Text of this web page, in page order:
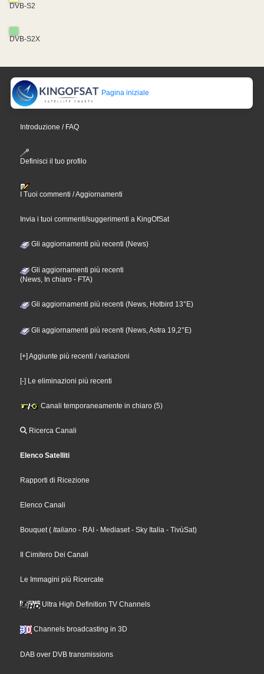
DVB-S2
DVB-S2X
Pagina iniziale
Introduzione / FAQ
Definisci il tuo profilo
I Tuoi commenti / Aggiornamenti
Invia i tuoi commenti/suggerimenti a KingOfSat
Gli aggiornamenti più recenti (News)
Gli aggiornamenti più recenti
(News, In chiaro - FTA)
Gli aggiornamenti più recenti (News, Hotbird 13°E)
Gli aggiornamenti più recenti (News, Astra 19,2°E)
[+] Aggiunte più recenti / variazioni
[-] Le eliminazioni più recenti
Canali temporaneamente in chiaro (5)
Ricerca Canali
Elenco Satelliti
Rapporti di Ricezione
Elenco Canali
Bouquet ( Italiano - RAI - Mediaset - Sky Italia - TivùSat)
Il Cimitero Dei Canali
Le Immagini più Ricercate
Ultra High Definition TV Channels
Channels broadcasting in 3D
DAB over DVB transmissions